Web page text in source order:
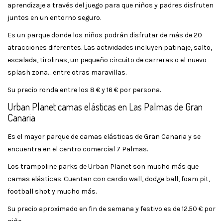
aprendizaje a través del juego para que niños y padres disfruten
juntos en un entorno seguro.
Es un parque donde los niños podrán disfrutar de más de 20
atracciones diferentes. Las actividades incluyen patinaje, salto,
escalada, tirolinas, un pequeño circuito de carreras o el nuevo
splash zona… entre otras maravillas.
Su precio ronda entre los 8 € y 16 € por persona.
Urban Planet camas elásticas en Las Palmas de Gran
Canaria
Es el mayor parque de camas elásticas de Gran Canaria y se
encuentra en el centro comercial 7 Palmas.
Los trampoline parks de Urban Planet son mucho más que
camas elásticas. Cuentan con cardio wall, dodge ball, foam pit,
football shot y mucho más.
Su precio aproximado en fin de semana y festivo es de 12.50 € por